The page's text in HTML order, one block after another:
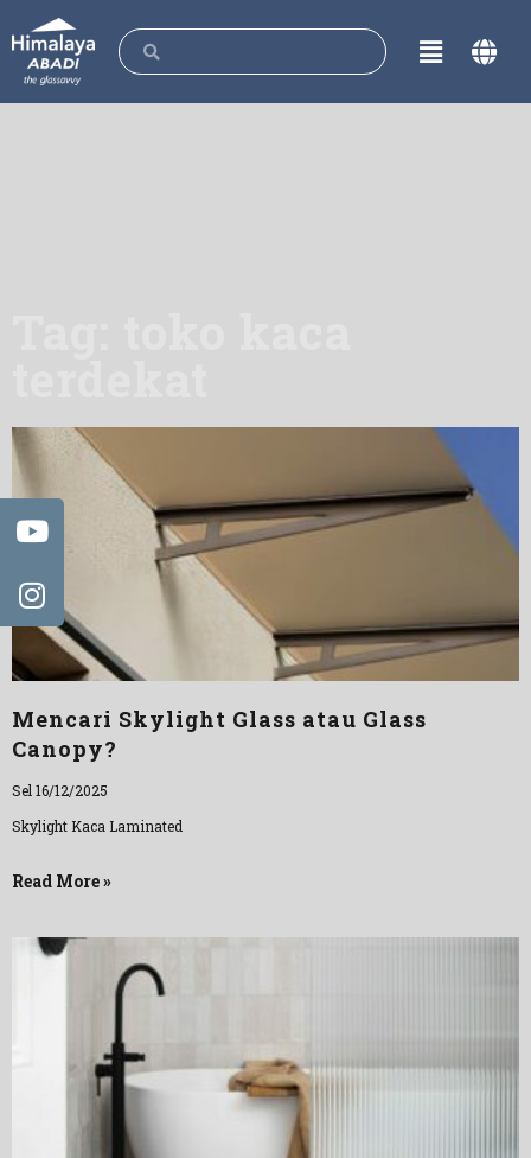
Mencari Skylight Glass atau Glass
Canopy?
Sel 16/12/2025
Skylight Kaca Laminated
Read More »